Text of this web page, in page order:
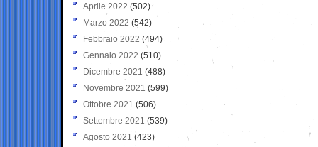
Aprile 2022 (502)
Marzo 2022 (542)
Febbraio 2022 (494)
Gennaio 2022 (510)
Dicembre 2021 (488)
Novembre 2021 (599)
Ottobre 2021 (506)
Settembre 2021 (539)
Agosto 2021 (423)